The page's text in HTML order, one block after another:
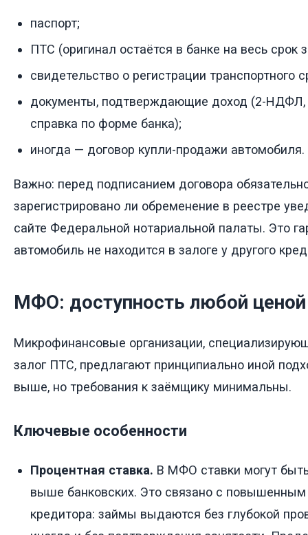
паспорт;
ПТС (оригинал остаётся в банке на весь срок
свидетельство о регистрации транспортного
документы, подтверждающие доход (2-НДФЛ,
справка по форме банка);
иногда — договор купли-продажи автомобиля.
Важно: перед подписанием договора
зарегистрировано ли обременение в реестре
сайте Федеральной нотариальной палаты. Это
автомобиль не находится в залоге у другого
МФО: доступность любой ценой
Микрофинансовые организации,
залог ПТС, предлагают принципиально иной
выше, но требования к заёмщику минимальны.
Ключевые особенности
Процентная ставка. В МФО ставки могут
выше банковских. Это связано с
кредитора: займы выдаются без глубокой